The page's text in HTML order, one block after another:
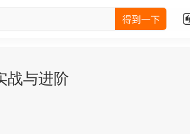
得到一下
战与进阶